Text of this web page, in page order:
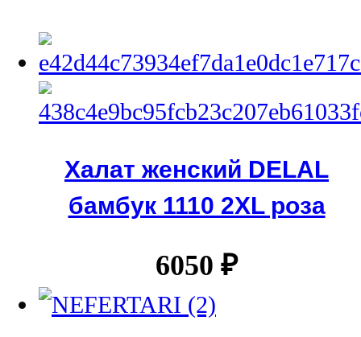
Халат женский DELAL
бамбук 1110 2XL роза
6050 ₽